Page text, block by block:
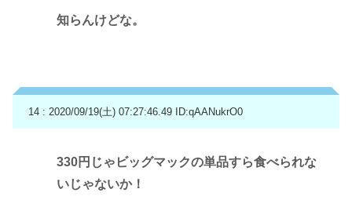
知らんけどな。
14 : 2020/09/19(土) 07:27:46.49 ID:qAANukrO0
330円じゃビッグマックの単品すら食べられな
いじゃないか！